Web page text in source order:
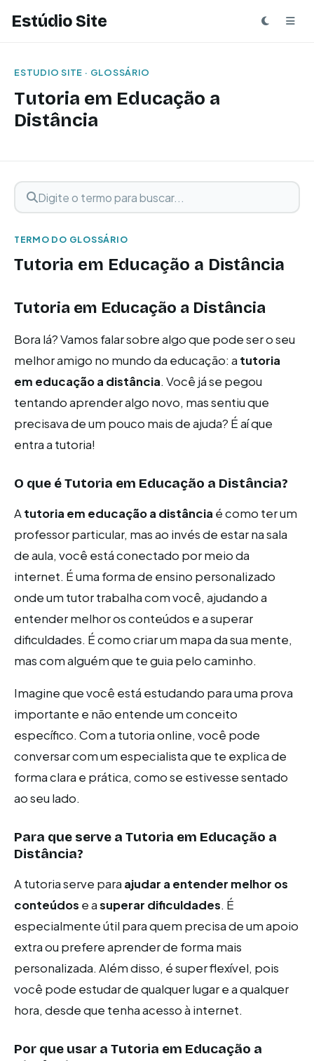
Estúdio Site
ESTUDIO SITE · GLOSSÁRIO
Tutoria em Educação a
Distância
Buscar termo
Digite o termo para buscar
TERMO DO GLOSSÁRIO
Tutoria em Educação a Distância
Tutoria em Educação a Distância
Bora lá? Vamos falar sobre algo que pode ser o seu
melhor amigo no mundo da educação: a tutoria
em educação a distância. Você já se pegou
tentando aprender algo novo, mas sentiu que
precisava de um pouco mais de ajuda? É aí que
entra a tutoria!
O que é Tutoria em Educação a Distância?
Atutoria em educação a distância é como ter um
professor particular, mas ao invés de estar na sala
de aula, você está conectado por meio da
internet. É uma forma de ensino personalizado
onde um tutor trabalha com você, ajudando a
entender melhor os conteúdos e a superar
dificuldades. É como criar um mapa da sua mente,
mas com alguém que te guia pelo caminho.
Imagine que você está estudando para uma prova
importante e não entende um conceito
específico. Com a tutoria online, você pode
conversar com um especialista que te explica de
forma clara e prática, como se estivesse sentado
ao seu lado.
Para que serve a Tutoria em Educação a
Distância?
A tutoria serve para ajudar a entender melhor os
conteúdos e asuperar dificuldades. É
especialmente útil para quem precisa de um apoio
extra ou prefere aprender de forma mais
personalizada. Além disso, é super flexível, pois
você pode estudar de qualquer lugar e a qualquer
hora, desde que tenha acesso à internet.
Por que usar a Tutoria em Educação a